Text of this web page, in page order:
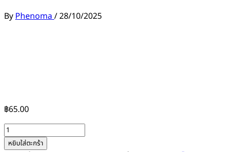
ByPhenoma/28/10/2025
฿65.00
จำนวน
ผ้าหยิบใส่ตะกร้า